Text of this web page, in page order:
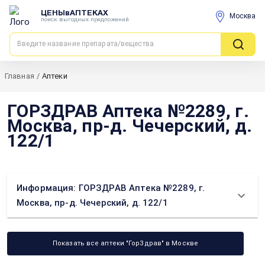
ЦЕНЫвАПТЕКАХ
поиск выгодных предложений Москва
Главная / Аптеки
ГОРЗДРАВ Аптека №2289, г.
Москва, пр-д. Чечерский, д.
122/1
Информация: ГОРЗДРАВ Аптека №2289, г.
Москва, пр-д. Чечерский, д. 122/1
Показать все аптеки "ГорЗдрав" в Москве